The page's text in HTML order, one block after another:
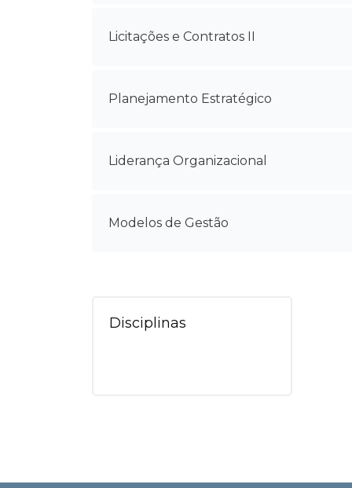
Licitações e Contratos II
Planejamento Estratégico
Liderança Organizacional
Modelos de Gestão
Disciplinas